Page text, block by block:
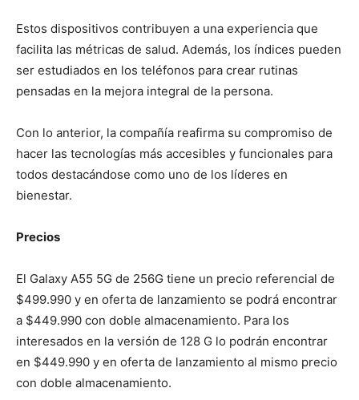
Estos dispositivos contribuyen a una experiencia que
facilita las métricas de salud. Además, los índices pueden
ser estudiados en los teléfonos para crear rutinas
pensadas en la mejora integral de la persona.
Con lo anterior, la compañía reafirma su compromiso de
hacer las tecnologías más accesibles y funcionales para
todos destacándose como uno de los líderes en
bienestar.
Precios
El Galaxy A55 5G de 256G tiene un precio referencial de
$499.990 y en oferta de lanzamiento se podrá encontrar
a $449.990 con doble almacenamiento. Para los
interesados en la versión de 128 G lo podrán encontrar
en $449.990 y en oferta de lanzamiento al mismo precio
con doble almacenamiento.